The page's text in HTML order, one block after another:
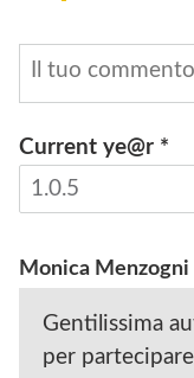
Current ye@r *
Monica Menzogni
Gentilissima
per